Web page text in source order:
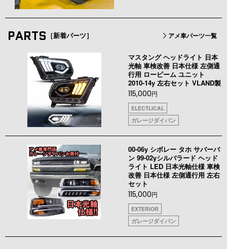
PARTS ［新着パーツ］ アメ車パーツ一覧
マスタング ヘッドライト 日本
光軸 車検改善 日本仕様 左側通
行用 ロービーム ユニット
2010-14y 左右セット VLAND製
115,000円
ELECTLICAL
ガレージダイバン
00-06y シボレー タホ サバーバ
ン 99-02yシルバラード ヘッド
ライト LED 日本光軸仕様 車検
改善 日本仕様 左側通行用 左右
セット
115,000円
EXTERIOR
ガレージダイバン